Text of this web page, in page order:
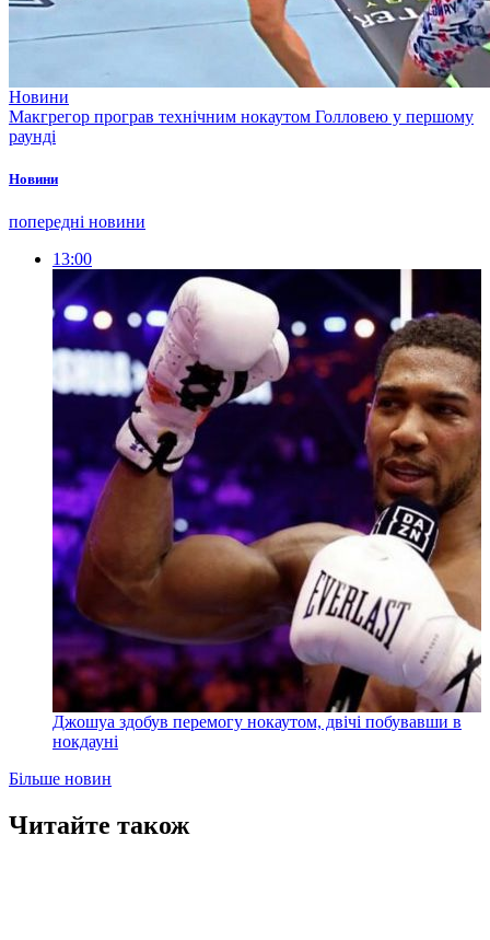
Новини
Макгрегор програв технічним нокаутом Голловею у першому
раунді
Новини
попередні новини
13:00
Джошуа здобув перемогу нокаутом, двічі побувавши в
нокдауні
Більше новин
Читайте також